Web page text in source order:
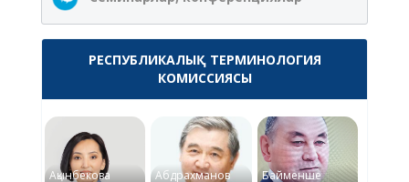
РЕСПУБЛИКАЛЫҚ ТЕРМИНОЛОГИЯ
КОМИССИЯСЫ
Ақынбекова
Абдрахманов
Байменше